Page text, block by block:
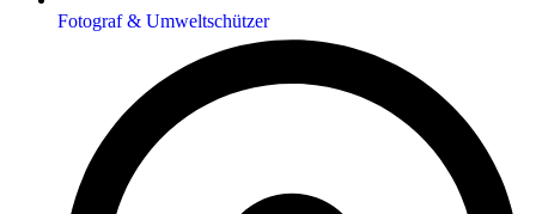
Fotograf & Umweltschützer